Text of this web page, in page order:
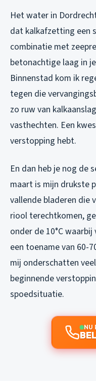
Het water in
dat kalkafzetting een
combinatie met
betonachtige laag in
Binnenstad kom ik
tegen die
zo ruw van
vasthechten. Een
verstopping hebt.
En dan heb je nog de
maart is mijn drukste
vallende bladeren die
riool terechtkomen,
onder de 10°C
een toename van 60-
mij onderschatten
beginnende
spoedsituatie.
NU